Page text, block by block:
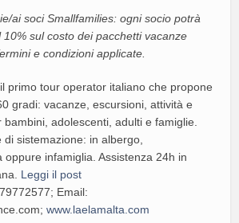
ai soci Smallfamilies: ogni socio potrà
sul costo dei pacchetti vacanze
e condizioni applicate.
primo tour operator italiano che propone
gradi: vacanze, escursioni, attività e
adolescenti, adulti e famiglie.
sistemazione: in albergo,
oppure infamiglia. Assistenza 24h in
Leggi il post
Email:
www.laelamalta.com